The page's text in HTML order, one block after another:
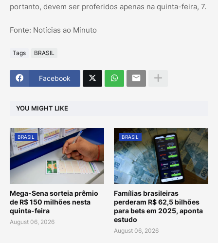
portanto, devem ser proferidos apenas na quinta-feira, 7.
Fonte: Notícias ao Minuto
Tags BRASIL
Facebook
YOU MIGHT LIKE
BRASIL
Mega-Sena sorteia prêmio
de R$ 150 milhões nesta
quinta-feira
August 06, 2026
BRASIL
Famílias brasileiras
perderam R$ 62,5 bilhões
para bets em 2025, aponta
estudo
August 06, 2026